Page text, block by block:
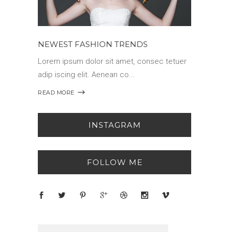
NEWEST FASHION TRENDS
Lorem ipsum dolor sit amet, consec tetuer
adip iscing elit. Aenean co
READ MORE
INSTAGRAM
FOLLOW ME